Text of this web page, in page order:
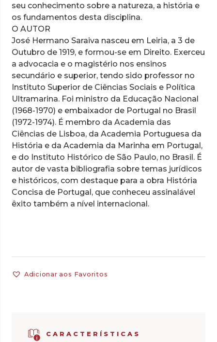
CARACTERÍSTICAS
seu conhecimento sobre a natureza, a história e
os fundamentos desta disciplina.
O AUTOR
José Hermano Saraiva nasceu em Leiria, a 3 de
Outubro de 1919, e formou-se em Direito. Exerceu
a advocacia e o magistério nos ensinos
secundário e superior, tendo sido professor no
Instituto Superior de Ciências Sociais e Política
Ultramarina. Foi ministro da Educação Nacional
(1968-1970) e embaixador de Portugal no Brasil
(1972-1974). É membro da Academia das
Ciências de Lisboa, da Academia Portuguesa da
História e da Academia da Marinha em Portugal,
e do Instituto Histórico de São Paulo, no Brasil. É
autor de vasta bibliografia sobre temas jurídicos
e históricos, com destaque para a obra História
Concisa de Portugal, que conheceu assinalável
êxito também a nível internacional.
Adicionar aos Favoritos